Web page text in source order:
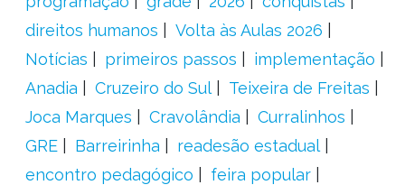
direitos humanos
Volta às Aulas 2026
Notícias
primeiros passos
implementação
Anadia
Cruzeiro do Sul
Teixeira de Freitas
Joca Marques
Cravolândia
Curralinhos
GRE
Barreirinha
readesão estadual
encontro pedagógico
feira popular